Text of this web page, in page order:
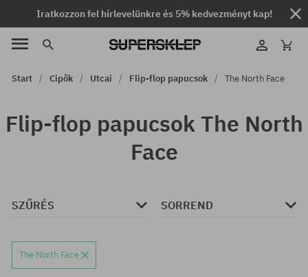
Iratkozzon fel hírlevelünkre és 5% kedvezményt kap!
Start Cipők Utcai Flip-flop papucsok The North Face
Flip-flop papucsok The North
Face
SZŰRÉS SORREND
The North Face